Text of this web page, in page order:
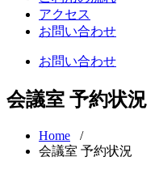
アクセス
お問い合わせ
お問い合わせ
会議室 予約状況
Home /
会議室 予約状況